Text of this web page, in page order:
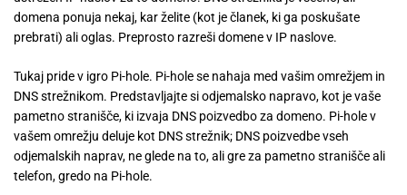
domena ponuja nekaj, kar želite (kot je članek, ki ga poskušate
prebrati) ali oglas. Preprosto razreši domene v IP naslove.
Tukaj pride v igro Pi-hole. Pi-hole se nahaja med vašim omrežjem in
DNS strežnikom. Predstavljajte si odjemalsko napravo, kot je vaše
pametno stranišče, ki izvaja DNS poizvedbo za domeno. Pi-hole v
vašem omrežju deluje kot DNS strežnik; DNS poizvedbe vseh
odjemalskih naprav, ne glede na to, ali gre za pametno stranišče ali
telefon, gredo na Pi-hole.